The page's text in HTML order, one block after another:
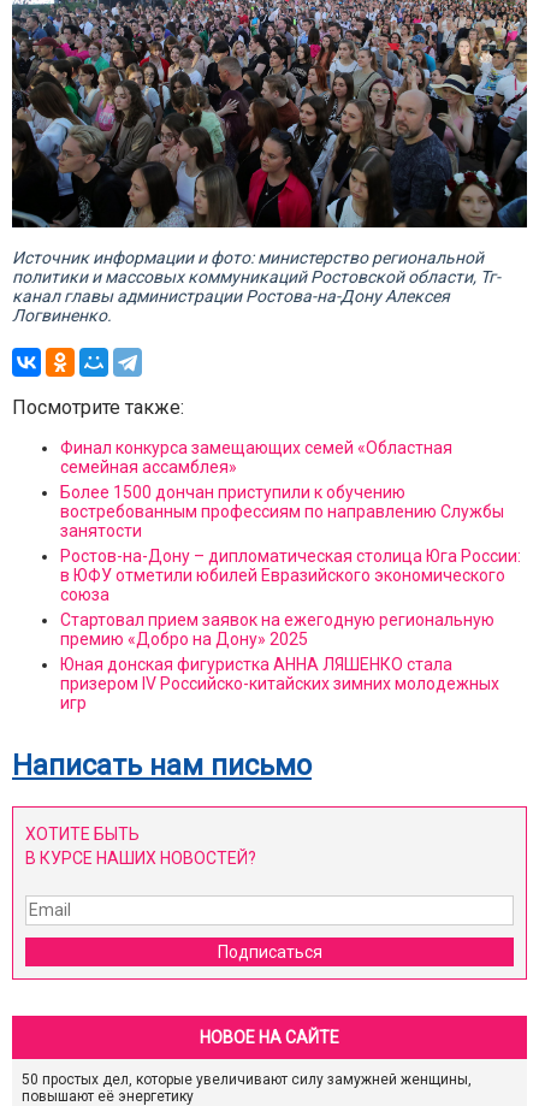
Источник информации и фото: министерство региональной
политики и массовых коммуникаций Ростовской области, Тг-
канал главы администрации Ростова-на-Дону Алексея
Логвиненко.
Посмотрите также:
Финал конкурса замещающих семей «Областная
семейная ассамблея»
Более 1500 дончан приступили к обучению
востребованным профессиям по направлению Службы
занятости
Ростов-на-Дону – дипломатическая столица Юга России:
в ЮФУ отметили юбилей Евразийского экономического
союза
Стартовал прием заявок на ежегодную региональную
премию «Добро на Дону» 2025
Юная донская фигуристка АННА ЛЯШЕНКО стала
призером IV Российско-китайских зимних молодежных
игр
Написать нам письмо
ХОТИТЕ БЫТЬ
В КУРСЕ НАШИХ НОВОСТЕЙ?
Подписаться
НОВОЕ НА САЙТЕ
50 простых дел, которые увеличивают силу замужней женщины,
повышают её энергетику